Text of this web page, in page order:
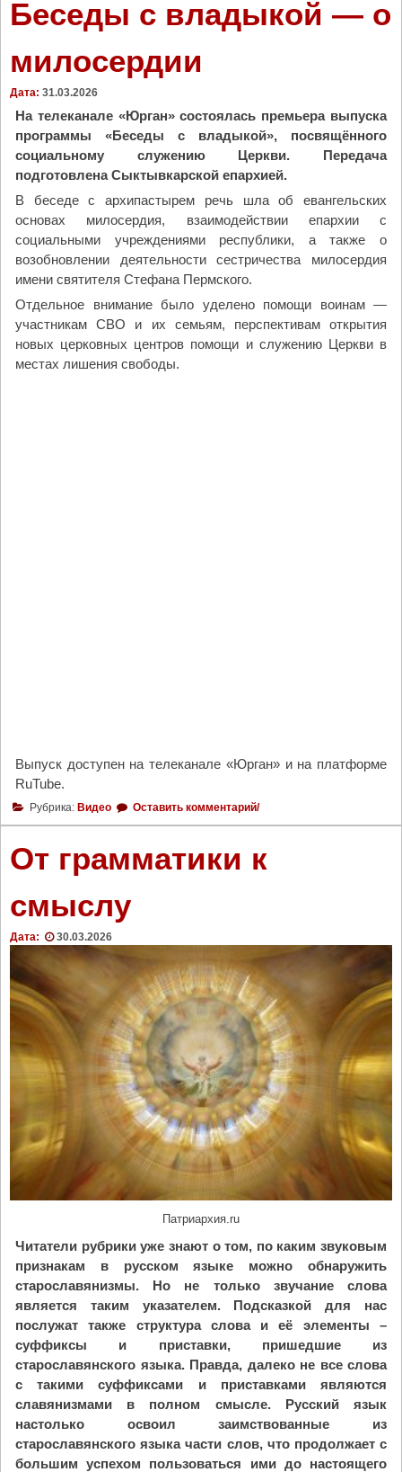
Беседы с владыкой — о
милосердии
Дата: 31.03.2026
На телеканале «Юрган» состоялась премьера выпуска
программы «Беседы с владыкой», посвящённого
социальному служению Церкви. Передача
подготовлена Сыктывкарской епархией.
В беседе с архипастырем речь шла об евангельских
основах милосердия, взаимодействии епархии с
социальными учреждениями республики, а также о
возобновлении деятельности сестричества милосердия
имени святителя Стефана Пермского.
Отдельное внимание было уделено помощи воинам —
участникам СВО и их семьям, перспективам открытия
новых церковных центров помощи и служению Церкви в
местах лишения свободы.
Выпуск доступен на телеканале «Юрган» и на платформе
RuTube.
Рубрика: Видео Оставить комментарий/
От грамматики к
смыслу
Дата: 30.03.2026
Патриархия.ru
Читатели рубрики уже знают о том, по каким звуковым
признакам в русском языке можно обнаружить
старославянизмы. Но не только звучание слова
является таким указателем. Подсказкой для нас
послужат также структура слова и её элементы –
суффиксы и приставки, пришедшие из
старославянского языка. Правда, далеко не все слова
с такими суффиксами и приставками являются
славянизмами в полном смысле. Русский язык
настолько освоил заимствованные из
старославянского языка части слов, что продолжает с
большим успехом пользоваться ими до настоящего